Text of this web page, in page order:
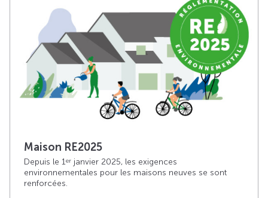
Maison RE2025
Depuis le 1er janvier 2025, les exigences
environnementales pour les maisons neuves se sont
renforcées.